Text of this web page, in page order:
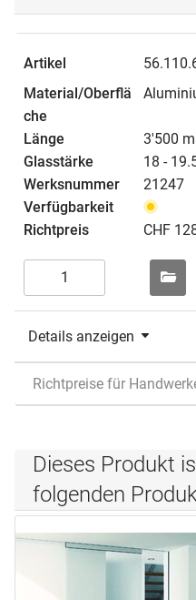
3'500
18 -
21247
CHF
Details anzeigen
Richtpreise für
Dieses Produkt
folgenden